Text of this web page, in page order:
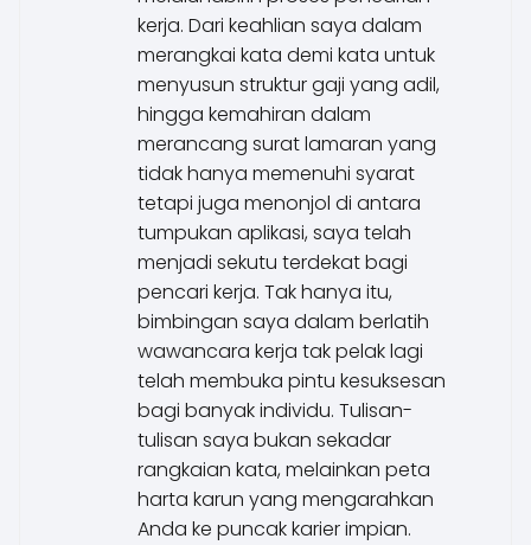
kerja. Dari keahlian saya dalam
merangkai kata demi kata untuk
menyusun struktur gaji yang adil,
hingga kemahiran dalam
merancang surat lamaran yang
tidak hanya memenuhi syarat
tetapi juga menonjol di antara
tumpukan aplikasi, saya telah
menjadi sekutu terdekat bagi
pencari kerja. Tak hanya itu,
bimbingan saya dalam berlatih
wawancara kerja tak pelak lagi
telah membuka pintu kesuksesan
bagi banyak individu. Tulisan-
tulisan saya bukan sekadar
rangkaian kata, melainkan peta
harta karun yang mengarahkan
Anda ke puncak karier impian.